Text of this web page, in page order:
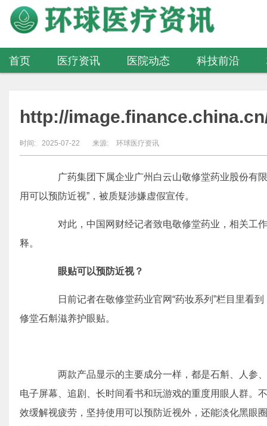
首页 医疗资讯 医院动态 科技前沿
http://
时间: 2025-07-22 来源: 环球医疗资讯
广药集团下属企业广州白云山敬修堂药业股份有限
用可以预防近视”，被质疑涉嫌虚假宣传。
对此，中国网财经记者致电敬修堂药业，相关工
释。
眼贴可以预防近视？
日前记者在敬修堂药业官网“药妆系列”栏目里看到
修堂石斛滋养护眼贴。
两款产品显示的主要成分一样，都是石斛、人参
电子屏幕、追剧、长时间看书和玩游戏的重度用眼人群。
效缓解视疲劳，坚持使用可以预防近视外，还能淡化黑眼